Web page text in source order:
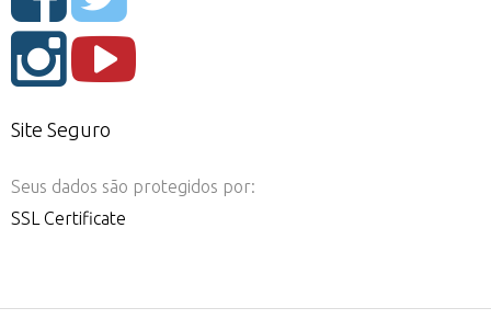
Site Seguro
Seus dados são protegidos por:
SSL Certificate